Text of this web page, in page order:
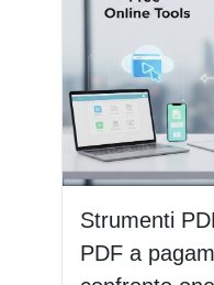
Strumenti
PDF a